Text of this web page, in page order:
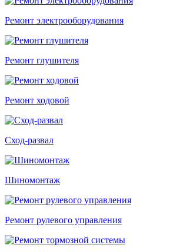
Ремонт электрооборудования
Ремонт глушителя
Ремонт ходовой
Сход-развал
Шиномонтаж
Ремонт рулевого управления